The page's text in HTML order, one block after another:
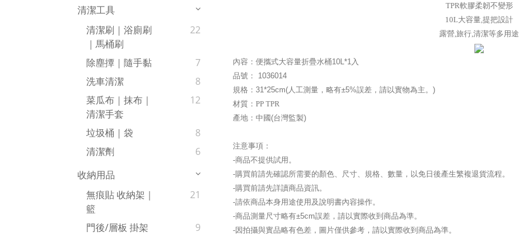
清潔工具
清潔刷｜浴廁刷
｜馬桶刷
22
除塵撢｜隨手黏
7
洗車清潔
8
菜瓜布｜抹布｜
清潔手套
12
垃圾桶｜袋
8
清潔劑
6
收納用品
無痕貼 收納架｜
籃
21
門後/層板 掛架
9
TPR軟膠柔韌不變形
10L大容量,提把設計
露營,旅行,清潔等多用途
內容：便攜式大容量折疊水桶10L*1入
品號：
1036014
規格：31*25cm(人工測量，略有±5%誤差，請以實物為主。)
材質： PP TPR
產地：中國(台灣監製)
注意事項：
-商品不提供試用。
-購買前請先確認所需要的顏色、尺寸、規格、數量，以免日後產生繁複退貨流程。
-購買前請先詳讀商品資訊。
-請依商品本身用途使用及說明書內容操作。
-商品測量尺寸略有±5cm誤差，請以實際收到商品為準。
-因拍攝與實品略有色差，圖片僅供參考，請以實際收到商品為準。